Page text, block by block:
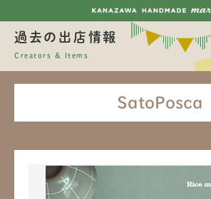
過去の出店情報
Creators & Items
SatoPosca